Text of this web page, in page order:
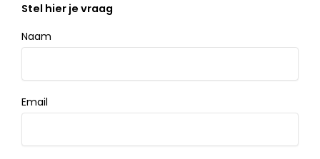
Stel hier je vraag
Naam
Email